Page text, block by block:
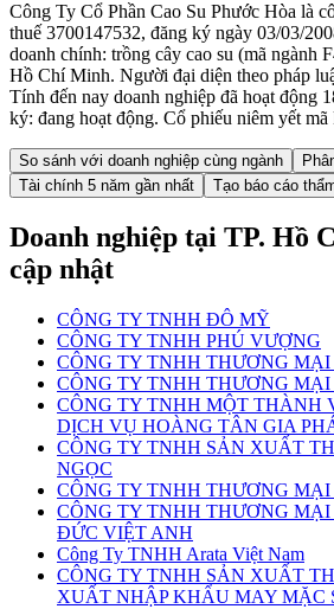
Công Ty Cổ Phần Cao Su Phước Hòa là
thuế 3700147532, đăng ký ngày 03/03/
doanh chính: trồng cây cao su (mã ngành
Hồ Chí Minh. Người đại diện theo pháp
Tính đến nay doanh nghiệp đã hoạt động
ký: đang hoạt động. Cổ phiếu niêm yết
So sánh với doanh nghiệp cùng ngành
Tài chính 5 năm gần nhất
Tạo báo cáo
Doanh nghiệp tại TP. Hồ
cập nhật
CÔNG TY TNHH ĐÔ MỸ
CÔNG TY TNHH PHÚ VƯỢNG
CÔNG TY TNHH THƯƠNG
CÔNG TY TNHH THƯƠNG
CÔNG TY TNHH MỘT THÀNH
DỊCH VỤ HOÀNG TÂN GIA
CÔNG TY TNHH SẢN XUẤT
NGỌC
CÔNG TY TNHH THƯƠNG
CÔNG TY TNHH THƯƠNG
ĐỨC VIỆT ANH
Công Ty TNHH Arata Việt Nam
CÔNG TY TNHH SẢN XUẤT
XUẤT NHẬP KHẨU MAY MẶC